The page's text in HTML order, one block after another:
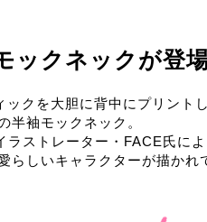
ックネックが登場
クを大胆に背中にプリントし
半袖モックネック。
ストレーター・FACE氏によ
しいキャラクターが描かれ